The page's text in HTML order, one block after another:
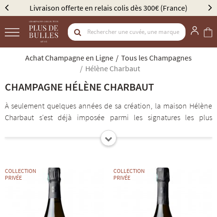
Livraison offerte en relais colis dès 300€ (France)
Achat Champagne en Ligne
Tous les Champagnes
Hélène Charbaut
CHAMPAGNE HÉLÈNE CHARBAUT
À seulement quelques années de sa création, la maison Hélène
Charbaut s'est déjà imposée parmi les signatures les plus
prometteuses de la Champagne contemporaine. Basée à Mareuil-
sur-Aÿ, cette jeune vigneronne indépendante revendique une
domaine Hélène Charbaut s'étend aujourd'hui sur environ 3
hectares répartis entre Bisseuil, Mareuil-sur-Aÿ et Avenay-Val-d'Or.
Les raisins sont vinifiés séparément, avec des levures indigènes,
un élevage prolongé sur lies et des dosages très faibles afin de
COLLECTION
PRIVÉE
COLLECTION
PRIVÉE